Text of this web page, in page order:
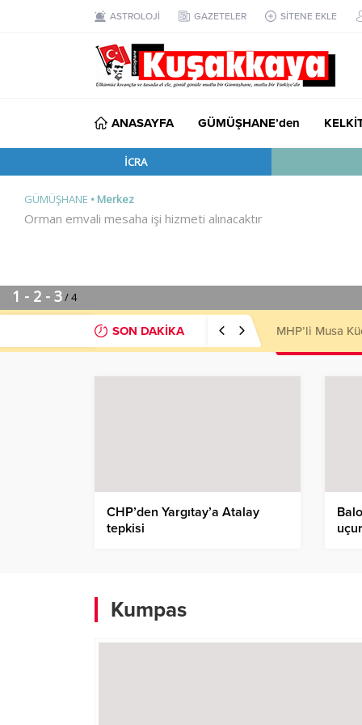
ASTROLOJİ GAZETELER SİTENE EKLE
ANASAYFA GÜMÜŞHANE’den
SON DAKİKA MHP’li Musa
CHP’den Yargıtay’a Atalay
tepkisi
Kumpas